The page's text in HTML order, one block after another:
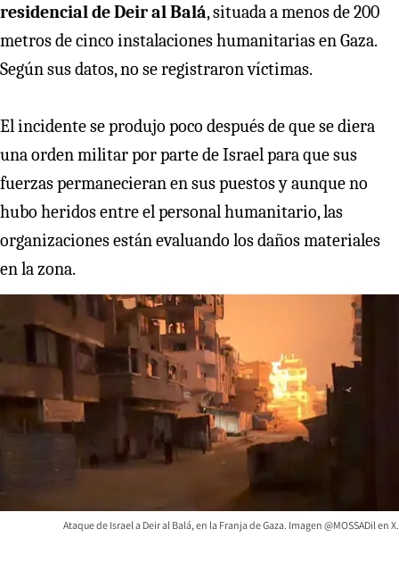
residencial de Deir al Balá, situada a menos de 200
metros de cinco instalaciones humanitarias en Gaza.
Según sus datos, no se registraron víctimas.
El incidente se produjo poco después de que se diera
una orden militar por parte de Israel para que sus
fuerzas permanecieran en sus puestos y aunque no
hubo heridos entre el personal humanitario, las
organizaciones están evaluando los daños materiales
en la zona.
Ataque de Israel a Deir al Balá, en la Franja de Gaza. Imagen @MOSSADil en X.